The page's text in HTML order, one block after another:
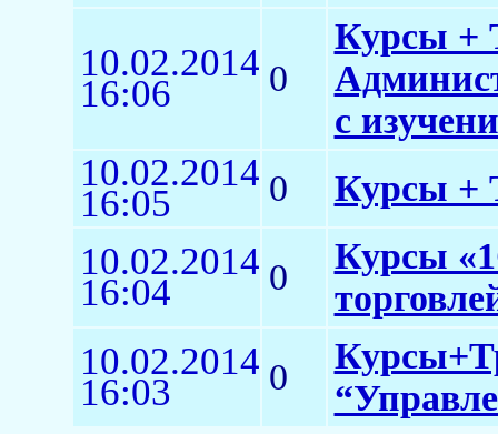
10.02.2014
16:06 0
Курсы +
с
10.02.2014
16:05 0 Курсы +
10.02.2014
16:04 0
Курсы
10.02.2014
16:03 0